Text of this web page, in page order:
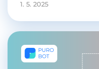
1. 5. 2025